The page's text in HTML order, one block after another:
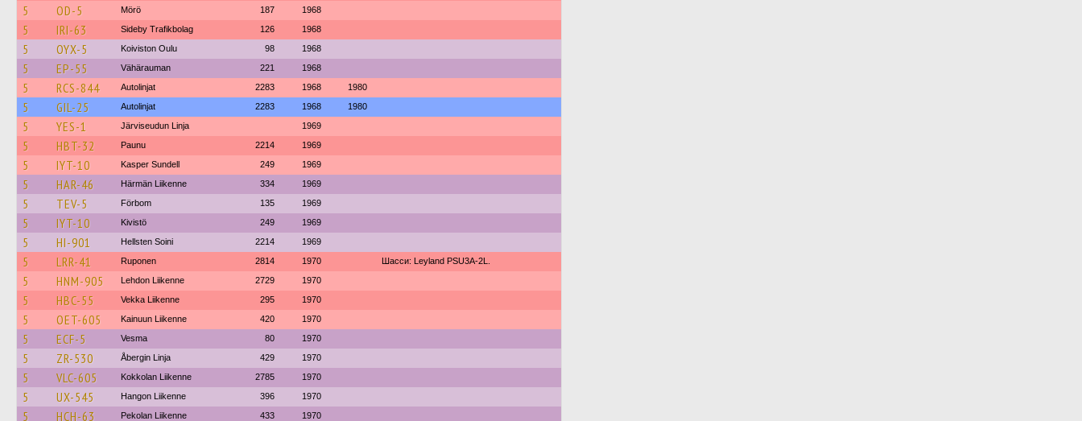
5 OD-5 Mörö 187 1968
5 IRI-63 Sideby Trafikbolag 126 1968
5 OYX-5 Koiviston Oulu 98 1968
5 EP-55 Vähärauman 221 1968
5 RCS-844 Autolinjat 2283 1968 1980
5 GIL-25 Autolinjat 2283 1968 1980
5 YES-1 Järviseudun Linja 1969
5 HBT-32 Paunu 2214 1969
5 IYT-10 Kasper Sundell 249 1969
5 HAR-46 Härmän Liikenne 334 1969
5 TEV-5 Förbom 135 1969
5 IYT-10 Kivistö 249 1969
5 HI-901 Hellsten Soini 2214 1969
5 LRR-41 Ruponen 2814 1970 Шасси: Leyland PSU3A-2L.
5 HNM-905 Lehdon Liikenne 2729 1970
5 HBC-55 Vekka Liikenne 295 1970
5 OET-605 Kainuun Liikenne 420 1970
5 ECF-5 Vesma 80 1970
5 ZR-530 Åbergin Linja 429 1970
5 VLC-605 Kokkolan Liikenne 2785 1970
5 UX-545 Hangon Liikenne 396 1970
5 HCH-63 Pekolan Liikenne 433 1970